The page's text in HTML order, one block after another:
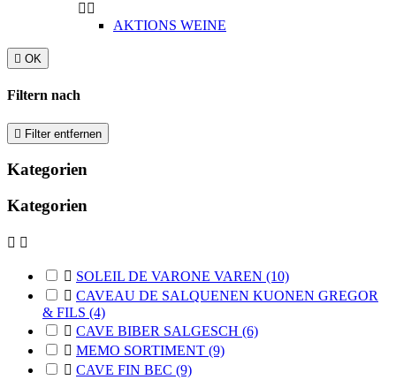
 
AKTIONS WEINE
 OK
Filtern nach
 Filter entfernen
Kategorien
Kategorien
 
 SOLEIL DE VARONE VAREN (10)
 CAVEAU DE SALQUENEN KUONEN GREGOR
& FILS (4)
 CAVE BIBER SALGESCH (6)
 MEMO SORTIMENT (9)
 CAVE FIN BEC (9)